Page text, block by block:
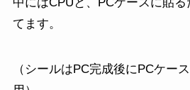
てます。
（シールはPC完成後にPCケー